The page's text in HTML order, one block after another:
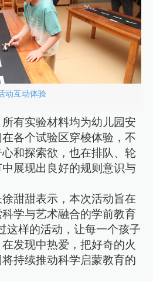
动互动体验
有实验材料均为幼儿园安
各个试验区穿梭体验，不
和探索欲，也在排队、轮
展现出良好的规则意识与
甜甜表示，本次活动旨在
学与艺术融合的学前教育
这样的活动，让每一个孩子
发现中热爱，把好奇的火
持续推动科学启蒙教育的